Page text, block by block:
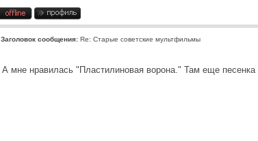
Заголовок сообщения: Re: Старые советские мультфильмы
А мне нравилась "Пластилиновая ворона." Там еще песенка